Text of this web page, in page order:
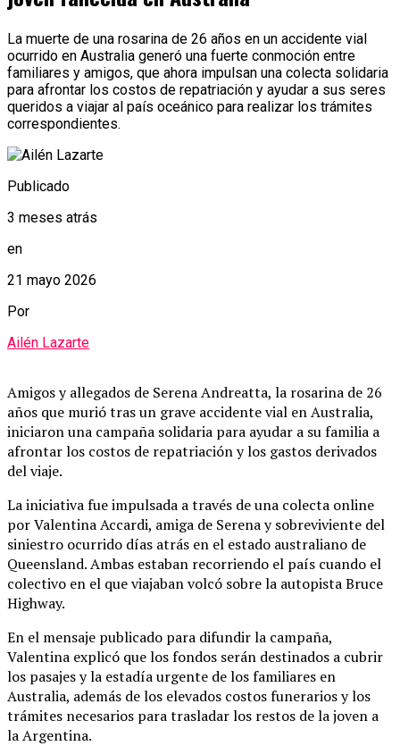
La muerte de una rosarina de 26 años en un accidente vial
ocurrido en Australia generó una fuerte conmoción entre
familiares y amigos, que ahora impulsan una colecta solidaria
para afrontar los costos de repatriación y ayudar a sus seres
queridos a viajar al país oceánico para realizar los trámites
correspondientes.
Publicado
3 meses atrás
en
21 mayo 2026
Por
Ailén Lazarte
Amigos y allegados de Serena Andreatta, la rosarina de 26
años que murió tras un grave accidente vial en Australia,
iniciaron una campaña solidaria para ayudar a su familia a
afrontar los costos de repatriación y los gastos derivados
del viaje.
La iniciativa fue impulsada a través de una colecta online
por Valentina Accardi, amiga de Serena y sobreviviente del
siniestro ocurrido días atrás en el estado australiano de
Queensland. Ambas estaban recorriendo el país cuando el
colectivo en el que viajaban volcó sobre la autopista Bruce
Highway.
En el mensaje publicado para difundir la campaña,
Valentina explicó que los fondos serán destinados a cubrir
los pasajes y la estadía urgente de los familiares en
Australia, además de los elevados costos funerarios y los
trámites necesarios para trasladar los restos de la joven a
la Argentina.